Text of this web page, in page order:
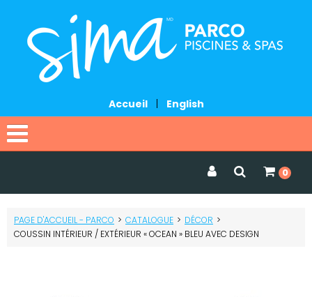
Accueil English
Catalogue
Promotions
0
PAGE D'ACCUEIL - PARCO > CATALOGUE > DÉCOR >
COUSSIN INTÉRIEUR / EXTÉRIEUR « OCEAN » BLEU AVEC DESIGN